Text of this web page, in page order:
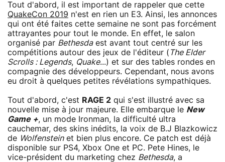
Tout d'abord, il est important de rappeler que cette
QuakeCon 2019 n'est en rien un E3. Ainsi, les annonces
qui ont été faites cette semaine ne sont pas forcément
attrayantes pour tout le monde. En effet, le salon
organisé par Bethesdaest avant tout centré sur les
compétitions autour des jeux de l'éditeur ( The Elder
Scrolls : Legends, Quake...) et sur des tables rondes en
compagnie des développeurs. Cependant, nous avons
eu droit à quelques petites révélations sympathiques.
Tout d'abord, c'est RAGE 2 qui s'est illustré avec sa
nouvelle mise à jour majeure. Elle embarque le New
Game +, un mode Ironman, la difficulté ultra
cauchemar, des skins inédits, la voix de B.J Blazkowicz
de Wolfensteinet bien plus encore. Ce patch est déjà
disponible sur PS4, Xbox One et PC. Pete Hines, le
vice-président du marketing chez Bethesda, a